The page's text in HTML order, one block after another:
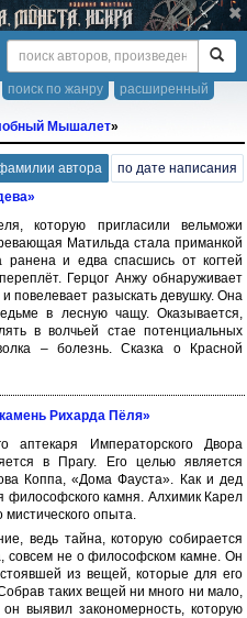
расширенный
поиск по жанру
Мышалет»
автора по дате написания
которую пригласили вельможи
Матильда стала приманкой
и едва спасшись от когтей
Герцог Анжу обнаруживает
повелевает разыскать девушку. Она
в лесную чащу. Оказывается,
в волчьей стае потенциальных
– болезнь. Сказка о Красной
Рихарда Пёля»
аптекаря Императорского Двора
в Прагу. Его целью является
Коппа, «Дома Фауста». Как и дед
философского камня. Алхимик Карел
мистического опыта.
ведь тайна, которую собирается
совсем не о философском камне. Он
из вещей, которые для его
таких вещей ни много ни мало,
выявил закономерность, которую